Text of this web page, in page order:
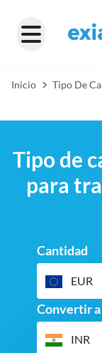
Inicio Tipo De
Tipo de
para
Cantidad
EUR
Convertir a
INR